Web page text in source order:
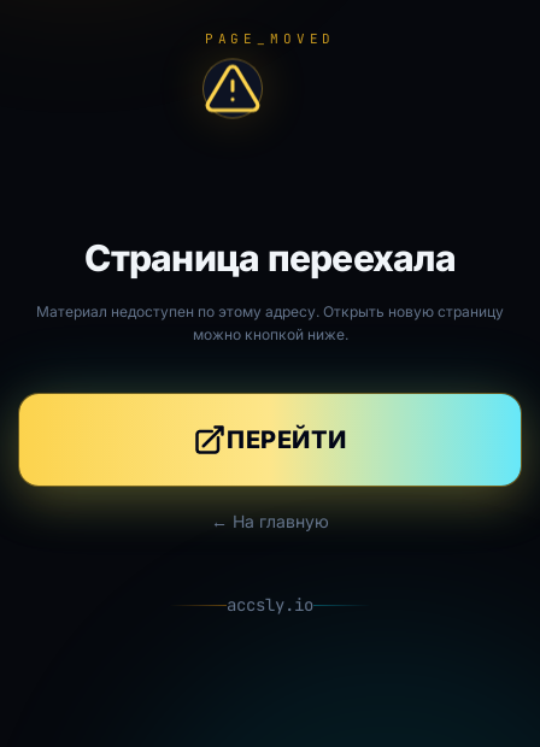
PAGE_MOVED
Страница переехала
Материал недоступен по этому адресу. Открыть новую страницу
можно кнопкой ниже.
ПЕРЕЙТИ
← На главную
accsly.io